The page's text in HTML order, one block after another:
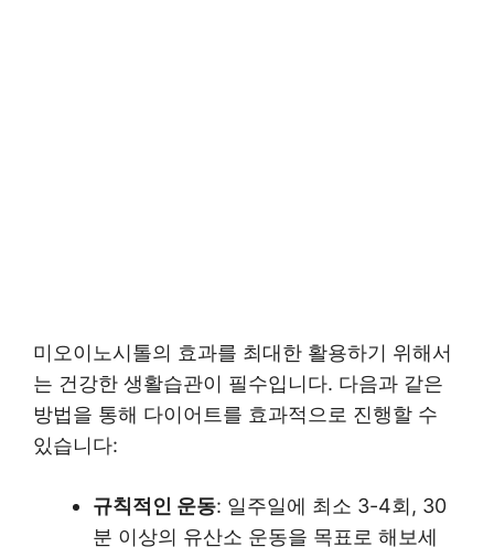
미오이노시톨의 효과를 최대한 활용하기 위해서
는 건강한 생활습관이 필수입니다. 다음과 같은
방법을 통해 다이어트를 효과적으로 진행할 수
있습니다:
규칙적인 운동: 일주일에 최소 3-4회, 30
분 이상의 유산소 운동을 목표로 해보세